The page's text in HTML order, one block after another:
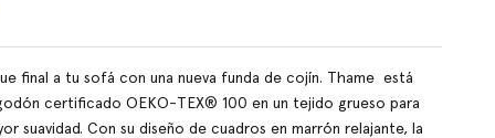
oferta
final a tu sofá con una nueva funda de cojín. Thame está
certificado OEKO-TEX® 100 en un tejido grueso para
suavidad. Con su diseño de cuadros en marrón relajante, la